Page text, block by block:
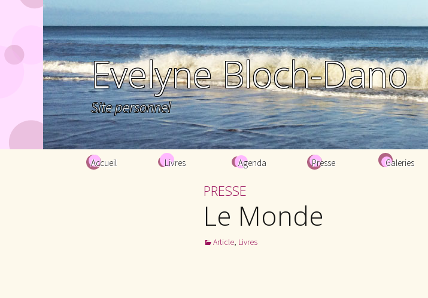
Evelyne Bloch-Dano
Site personnel
Aller au contenu principal
Accueil Livres Agenda Presse Galeries
PRESSE
Le Monde
Article, Livres